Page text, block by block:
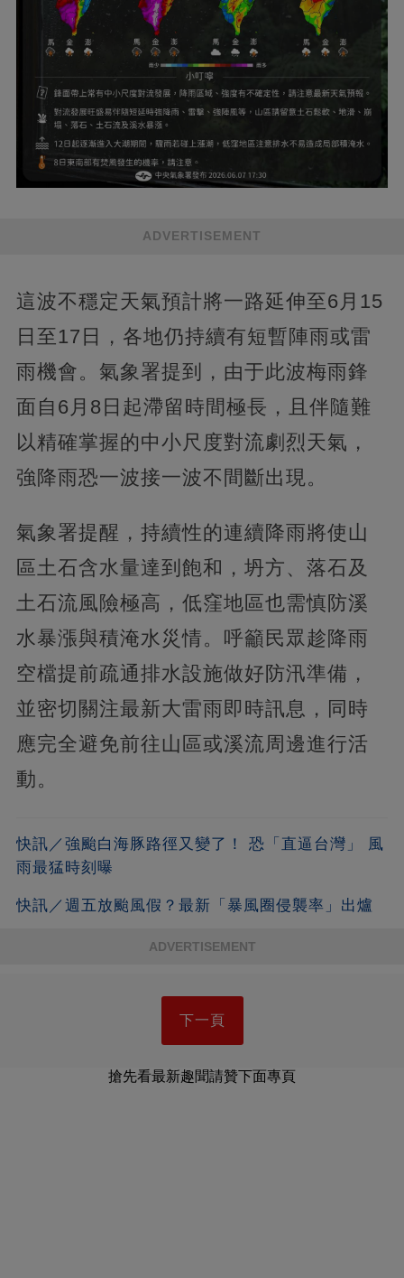
ADVERTISEMENT
這波不穩定天氣預計將一路延伸至6月15
日至17日，各地仍持續有短暫陣雨或雷
雨機會。氣象署提到，由于此波梅雨鋒
面自6月8日起滯留時間極長，且伴隨難
以精確掌握的中小尺度對流劇烈天氣，
強降雨恐一波接一波不間斷出現。
氣象署提醒，持續性的連續降雨將使山
區土石含水量達到飽和，坍方、落石及
土石流風險極高，低窪地區也需慎防溪
水暴漲與積淹水災情。呼籲民眾趁降雨
空檔提前疏通排水設施做好防汛準備，
並密切關注最新大雷雨即時訊息，同時
應完全避免前往山區或溪流周邊進行活
動。
快訊／強颱白海豚路徑又變了！ 恐「直逼台灣」 風
雨最猛時刻曝
快訊／週五放颱風假？最新「暴風圈侵襲率」出爐
ADVERTISEMENT
下一頁
搶先看最新趣聞請贊下面專頁